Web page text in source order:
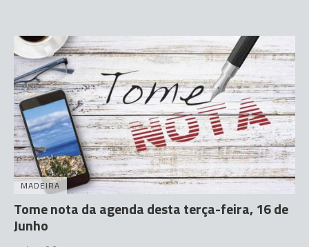
MADEIRA
Tome nota da agenda desta terça-feira, 16 de
Junho